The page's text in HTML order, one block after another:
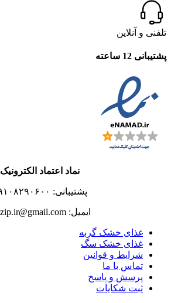
تلفنی و آنلاین
پشتیبانی 12 ساعته
نماد اعتماد الکترونیک
پشتیبانی: ۰۹۱۰۸۲۹۰۶۰۰
ایمیل: petzip.ir@gmail.com
غذای خشک گربه
غذای خشک سگ
شرایط و قوانین
تماس با ما
پرسش و پاسخ
ثبت شکایات